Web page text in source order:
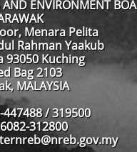
AND ENVIRONMENT
Menara Pelita
Rahman Yaakub
93050 Kuching
Bag 2103
MALAYSIA
447488 / 319500
312800